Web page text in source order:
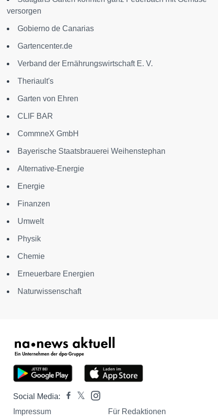
versorgen
Gobierno de Canarias
Gartencenter.de
Verband der Ernährungswirtschaft E. V.
Theriault's
Garten von Ehren
CLIF BAR
CommneX GmbH
Bayerische Staatsbrauerei Weihenstephan
Alternative-Energie
Energie
Finanzen
Umwelt
Physik
Chemie
Erneuerbare Energien
Naturwissenschaft
Social Media:
Impressum
Für Redaktionen